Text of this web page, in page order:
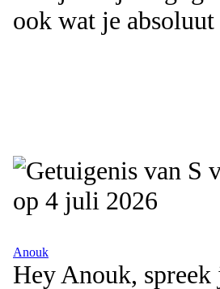
ook wat je
op 4 juli 2026
Anouk
Hey Anouk,